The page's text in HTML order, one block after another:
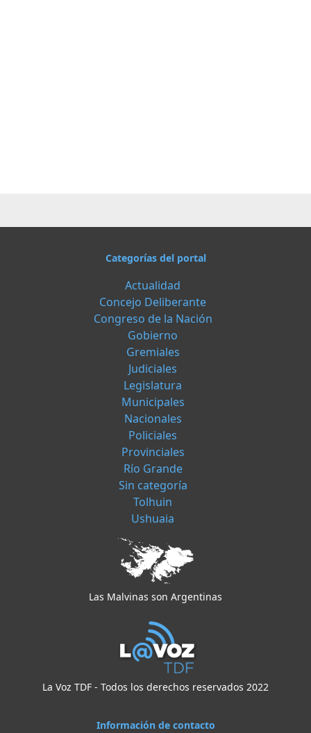
Categorías del portal
Actualidad
Concejo Deliberante
Congreso de la Nación
Gobierno
Gremiales
Judiciales
Legislatura
Municipales
Nacionales
Policiales
Provinciales
Río Grande
Sin categoría
Tolhuin
Ushuaia
Las Malvinas son Argentinas
La Voz TDF - Todos los derechos reservados 2022
Información de contacto